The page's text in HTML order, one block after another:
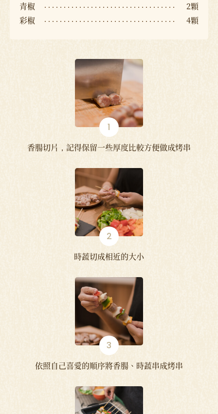
青椒
2顆
彩椒
4顆
香腸切片，記得保留一些厚度比較方便做成烤串
時蔬切成相近的大小
依照自己喜愛的順序將香腸、時蔬串成烤串